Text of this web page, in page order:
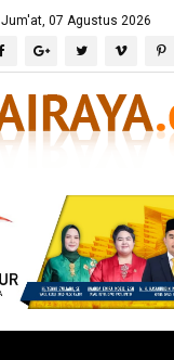
Jum'at, 07 Agustus 2026